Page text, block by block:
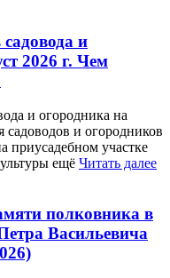
и
2026 г. Чем
и огородника на
садоводов и огородников
приусадебном участке
ещё Читать далее
полковника в
Васильевича